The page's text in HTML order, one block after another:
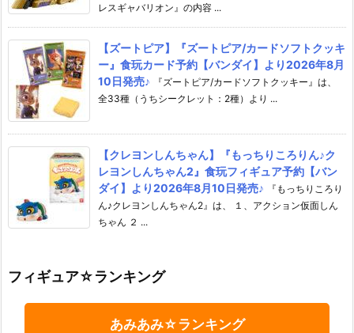
レスギャバリオン』の内容 ...
【ズートピア】『ズートピア/カードソフトクッキ
ー』食玩カード予約【バンダイ】より2026年8月
10日発売♪
『ズートピア/カードソフトクッキー』は、
全33種（うちシークレット：2種）より ...
【クレヨンしんちゃん】『もっちりころりん♪ク
レヨンしんちゃん2』食玩フィギュア予約【バン
ダイ】より2026年8月10日発売♪
『もっちりころり
ん♪クレヨンしんちゃん2』は、 １、アクション仮面しん
ちゃん ２ ...
フィギュア☆ランキング
あみあみ☆ランキング